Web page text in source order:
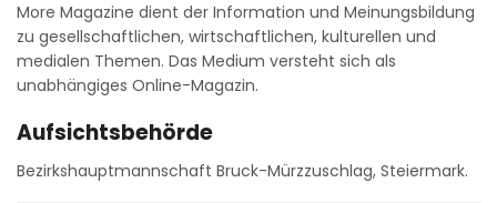
More Magazine dient der Information und Meinungsbildung
zu gesellschaftlichen, wirtschaftlichen, kulturellen und
medialen Themen. Das Medium versteht sich als
unabhängiges Online-Magazin.
Aufsichtsbehörde
Bezirkshauptmannschaft Bruck-Mürzzuschlag, Steiermark.